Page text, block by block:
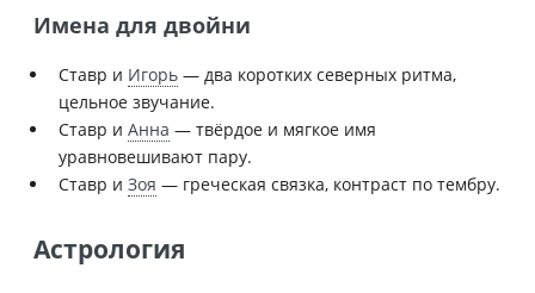
Имена для двойни
Ставр и Игорь — два коротких северных ритма,
цельное звучание.
Ставр и Анна — твёрдое и мягкое имя
уравновешивают пару.
Ставр и Зоя — греческая связка, контраст по тембру.
Астрология